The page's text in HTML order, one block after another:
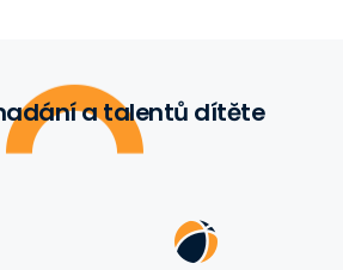
a talentů dítěte